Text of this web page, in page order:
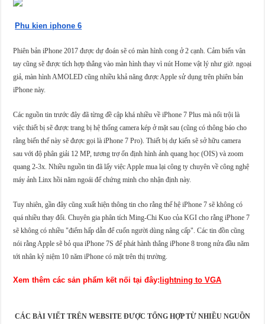
Phu kien iphone 6
Phiên bản iPhone 2017 được dự đoán sẽ có màn hình cong ở 2 cạnh. Cảm biến vân
tay cũng sẽ được tích hợp thẳng vào màn hình thay vì nút Home vật lý như giờ. ngoại
giả, màn hình AMOLED cũng nhiều khả năng được Apple sử dụng trên phiên bản
iPhone này.
Các nguồn tin trước đây đã từng đề cập khá nhiều về iPhone 7 Plus mà nổi trội là
việc thiết bị sẽ được trang bị hệ thống camera kép ở mặt sau (cũng có thông báo cho
rằng biến thể này sẽ được gọi là iPhone 7 Pro). Thiết bị dự kiến sẽ sở hữu camera
sau với độ phân giải 12 MP, tương trợ ổn định hình ảnh quang học (OIS) và zoom
quang 2-3x. Nhiều nguồn tin đã lấy việc Apple mua lại công ty chuyên về công nghệ
máy ảnh Linx hồi năm ngoái để chứng minh cho nhận định này.
Tuy nhiên, gần đây cũng xuất hiện thông tin cho rằng thế hệ iPhone 7 sẽ không có
quá nhiều thay đổi. Chuyên gia phân tích Ming-Chi Kuo của KGI cho rằng iPhone 7
sẽ không có nhiều "điểm hấp dẫn để cuốn người dùng nâng cấp". Các tin đồn cũng
nói rằng Apple sẽ bỏ qua iPhone 7S để phát hành thẳng iPhone 8 trong nửa đầu năm
tới nhân kỷ niệm 10 năm iPhone có mặt trên thị trường.
Xem thêm các sản phẩm kết nối tại đây: lightning to VGA
CÁC BÀI VIẾT TRÊN WEBSITE ĐƯỢC TỔNG HỢP TỪ NHIỀU NGUỒN